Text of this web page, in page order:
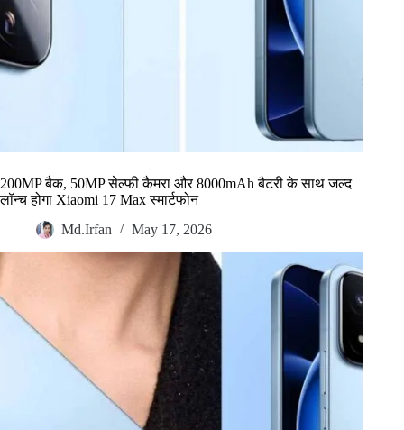
200MP बैक, 50MP सेल्फी कैमरा और 8000mAh बैटरी के साथ जल्द
लॉन्च होगा Xiaomi 17 Max स्मार्टफोन
Md.Irfan
May 17, 2026